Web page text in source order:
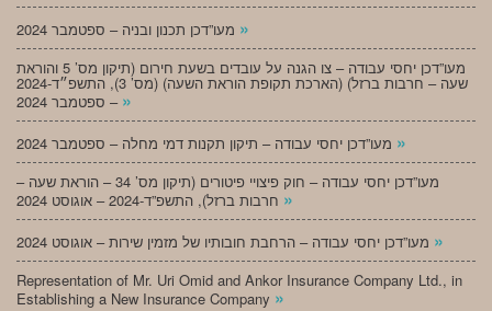
»
מעו”דכן יחסי עבודה – צו הגנה על עובדים בשעת חירום (תיקון מס’ 5 והוראת
שעה – חרבות ברזל) (הארכת תקופת הוראת השעה) (מס’ 3), התשפ״ד-2024
– ספטמבר 2024 »
»
מעו”דכן יחסי עבודה – חוק פיצויי פיטורים (תיקון מס’ 34 – הוראת שעה –
»
»
Representation of Mr. Uri Omid and Ankor Insurance Company Ltd., in
Establishing a New Insurance Company »